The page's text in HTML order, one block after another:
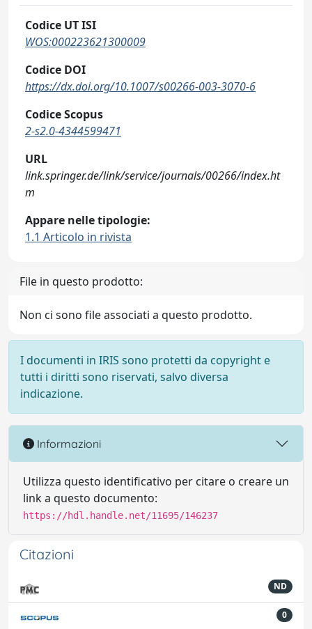
Codice UT ISI
WOS:000223621300009
Codice DOI
https://dx.doi.org/10.1007/s00266-003-3070-6
Codice Scopus
2-s2.0-4344599471
URL
link.springer.de/link/service/journals/00266/index.ht
m
Appare nelle tipologie:
1.1 Articolo in rivista
File in questo prodotto:
Non ci sono file associati a questo prodotto.
I documenti in IRIS sono protetti da copyright e
tutti i diritti sono riservati, salvo diversa
indicazione.
Informazioni
Utilizza questo identificativo per citare o creare un
link a questo documento:
https://hdl.handle.net/11695/146237
Citazioni
ND
0